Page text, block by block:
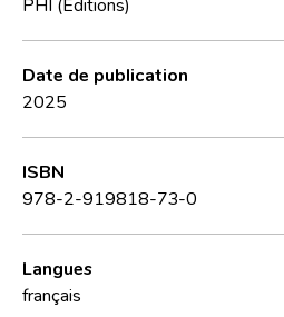
Date de publication
2025
ISBN
978-2-919818-73-0
Langues
français